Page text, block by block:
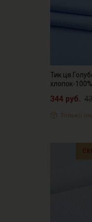
Тик
хлопок-
344 руб.
Только